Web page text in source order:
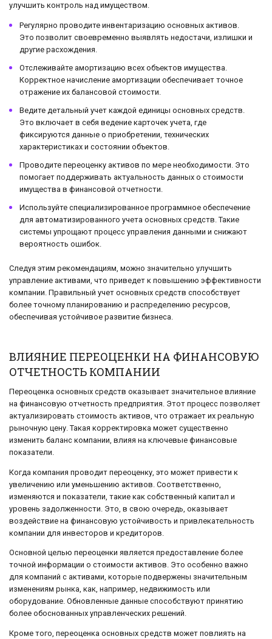
улучшить контроль над имуществом.
Регулярно проводите инвентаризацию основных активов.
Это позволит своевременно выявлять недостачи, излишки и
другие расхождения.
Отслеживайте амортизацию всех объектов имущества.
Корректное начисление амортизации обеспечивает точное
отражение их балансовой стоимости.
Ведите детальный учет каждой единицы основных средств.
Это включает в себя ведение карточек учета, где
фиксируются данные о приобретении, технических
характеристиках и состоянии объектов.
Проводите переоценку активов по мере необходимости. Это
помогает поддерживать актуальность данных о стоимости
имущества в финансовой отчетности.
Используйте специализированное программное обеспечение
для автоматизированного учета основных средств. Такие
системы упрощают процесс управления данными и снижают
вероятность ошибок.
Следуя этим рекомендациям, можно значительно улучшить
управление активами, что приведет к повышению эффективности
компании. Правильный учет основных средств способствует
более точному планированию и распределению ресурсов,
обеспечивая устойчивое развитие бизнеса.
ВЛИЯНИЕ ПЕРЕОЦЕНКИ НА ФИНАНСОВУЮ
ОТЧЕТНОСТЬ КОМПАНИИ
Переоценка основных средств оказывает значительное влияние
на финансовую отчетность предприятия. Этот процесс позволяет
актуализировать стоимость активов, что отражает их реальную
рыночную цену. Такая корректировка может существенно
изменить баланс компании, влияя на ключевые финансовые
показатели.
Когда компания проводит переоценку, это может привести к
увеличению или уменьшению активов. Соответственно,
изменяются и показатели, такие как собственный капитал и
уровень задолженности. Это, в свою очередь, оказывает
воздействие на финансовую устойчивость и привлекательность
компании для инвесторов и кредиторов.
Основной целью переоценки является предоставление более
точной информации о стоимости активов. Это особенно важно
для компаний с активами, которые подвержены значительным
изменениям рынка, как, например, недвижимость или
оборудование. Обновленные данные способствуют принятию
более обоснованных управленческих решений.
Кроме того, переоценка основных средств может повлиять на